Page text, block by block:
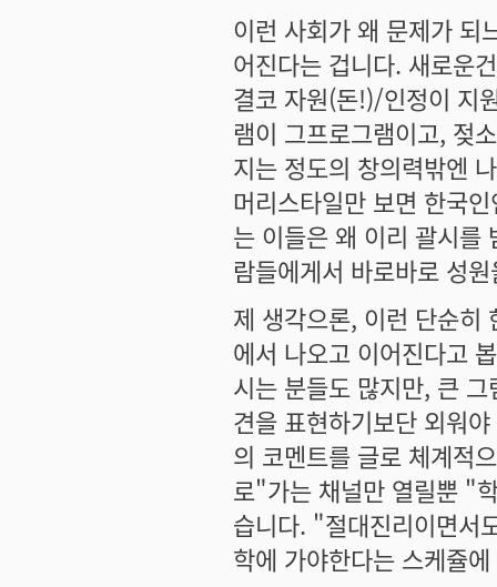
이런 사회가 왜 문제가 되
어진다는 겁니다. 새로운
결코 자원(돈!)/인정이 지
램이 그프로그램이고, 젖
지는 정도의 창의력밖엔
머리스타일만 보면 한국
는 이들은 왜 이리 괄시를
람들에게서 바로바로 성
제 생각으론, 이런 단순히
에서 나오고 이어진다고
시는 분들도 많지만, 큰
견을 표현하기보단 외워
의 코멘트를 글로 체계적
로"가는 채널만 열릴뿐 "
습니다. "절대진리이면서
학에 가야한다는 스케쥴